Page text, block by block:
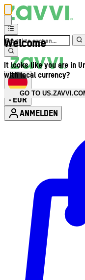
Welcome
It looks like you are in
with local currency?
GO TO
• EUR
ANMELDEN